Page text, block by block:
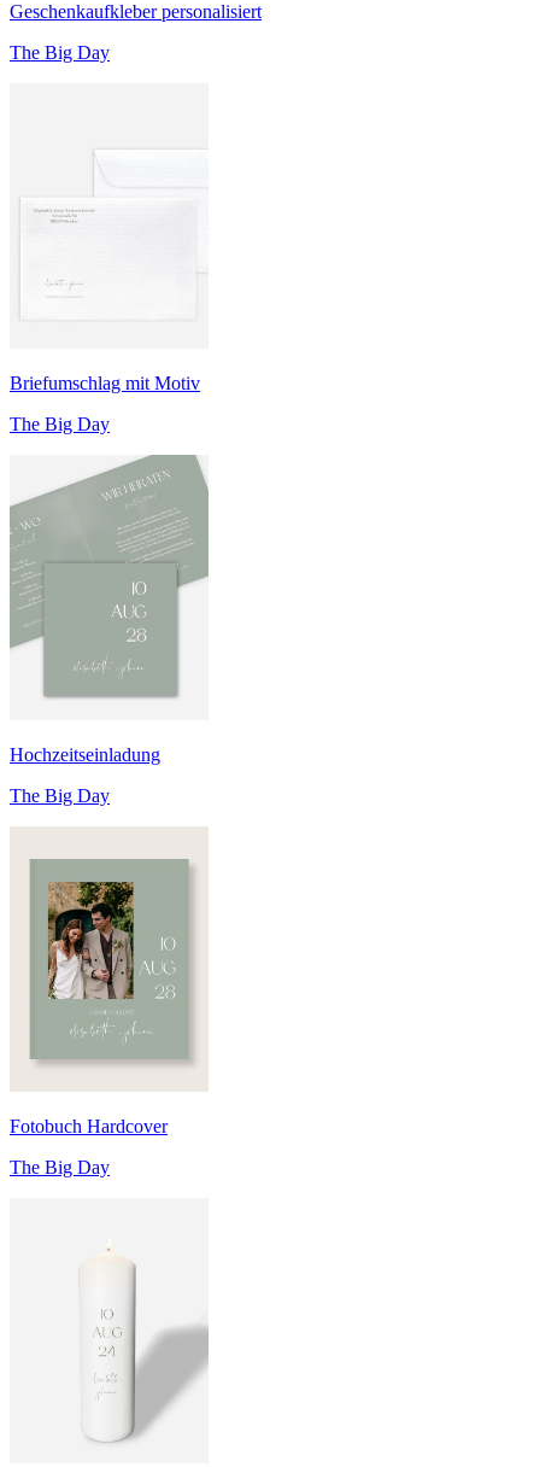
Geschenkaufkleber personalisiert
The Big Day
Briefumschlag mit Motiv
The Big Day
Hochzeitseinladung
The Big Day
Fotobuch Hardcover
The Big Day